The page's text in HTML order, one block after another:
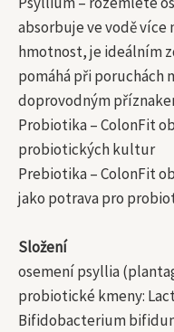
absorbuje ve vodě více
hmotnost, je ideálním
pomáhá při
doprovodným
Probiotika – ColonFit
probiotických kultur
Prebiotika – ColonFit
jako potrava pro
Složení
osemení psyllia
probiotické kmeny:
Bifidobacterium